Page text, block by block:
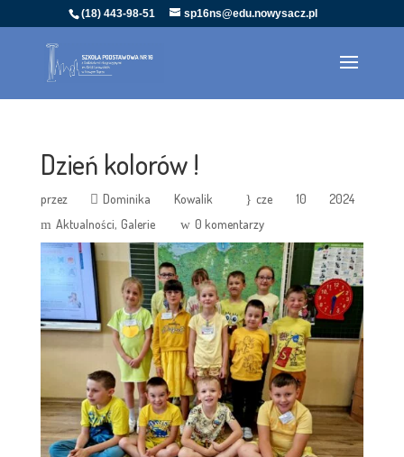
(18) 443-98-51 sp16ns@edu.nowysacz.pl
Dzień kolorów !
przez Dominika Kowalik
cze 10 2024
Aktualności Galerie 0 komentarzy